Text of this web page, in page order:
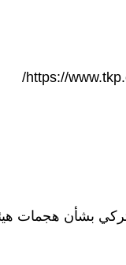
https://
بشأن هجمات